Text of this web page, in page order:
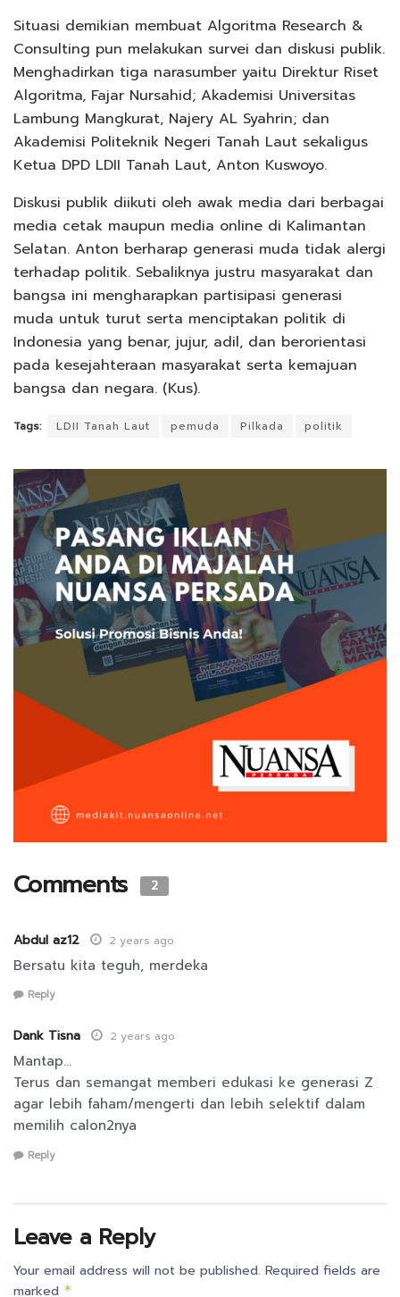
Situasi demikian membuat Algoritma Research &
Consulting pun melakukan survei dan diskusi publik.
Menghadirkan tiga narasumber yaitu Direktur Riset
Algoritma, Fajar Nursahid; Akademisi Universitas
Lambung Mangkurat, Najery AL Syahrin; dan
Akademisi Politeknik Negeri Tanah Laut sekaligus
Ketua DPD LDII Tanah Laut, Anton Kuswoyo.
Diskusi publik diikuti oleh awak media dari berbagai
media cetak maupun media online di Kalimantan
Selatan. Anton berharap generasi muda tidak alergi
terhadap politik. Sebaliknya justru masyarakat dan
bangsa ini mengharapkan partisipasi generasi
muda untuk turut serta menciptakan politik di
Indonesia yang benar, jujur, adil, dan berorientasi
pada kesejahteraan masyarakat serta kemajuan
bangsa dan negara. (Kus).
Tags: LDII Tanah Laut pemuda Pilkada politik
Comments 2
Abdul az12 2 years ago
Bersatu kita teguh, merdeka
Reply
Dank Tisna 2 years ago
Mantap…
Terus dan semangat memberi edukasi ke generasi Z
agar lebih faham/mengerti dan lebih selektif dalam
memilih calon2nya
Reply
Leave a Reply
Your email address will not be published. Required fields are
marked *